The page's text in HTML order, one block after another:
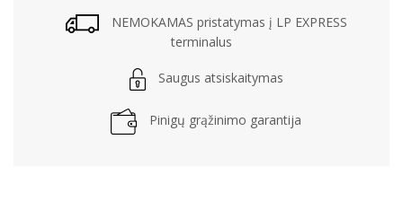
NEMOKAMAS pristatymas į LP EXPRESS
terminalus
Saugus atsiskaitymas
Pinigų grąžinimo garantija